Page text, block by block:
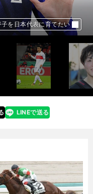
型」３頭が高配当を生む
部昇格へ「ポジティブ」
絶対にプレミアリーグ」
を日本代表に育てたい
LINEで送る